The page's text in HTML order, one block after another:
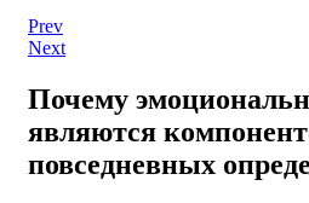
Prev
Next
Почему
являются
повседневных